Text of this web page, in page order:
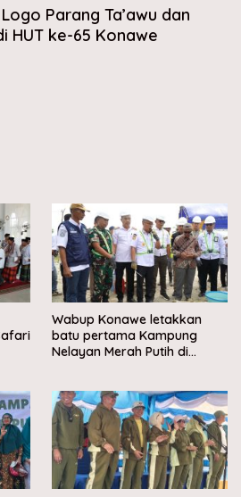
Parang Ta’awu dan
HUT ke-65 Konawe
Wabup Konawe letakkan
batu pertama Kampung
Nelayan Merah Putih di